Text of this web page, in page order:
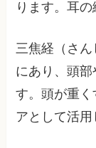
ります。耳
三焦経（さ
にあり、頭
す。頭が重
アとして活用